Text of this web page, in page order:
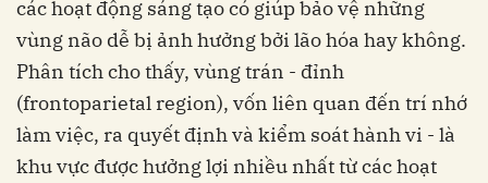
các hoạt động sáng tạo có giúp bảo vệ những
vùng não dễ bị ảnh hưởng bởi lão hóa hay không.
Phân tích cho thấy, vùng trán - đỉnh
(frontoparietal region), vốn liên quan đến trí nhớ
làm việc, ra quyết định và kiểm soát hành vi - là
khu vực được hưởng lợi nhiều nhất từ các hoạt